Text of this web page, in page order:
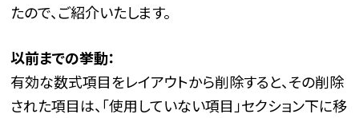
たので、ご紹介いたします。
以前までの挙動：
有効な数式項目をレイアウトから削除すると、その削除
された項目は、「使用していない項目」セクション下に移